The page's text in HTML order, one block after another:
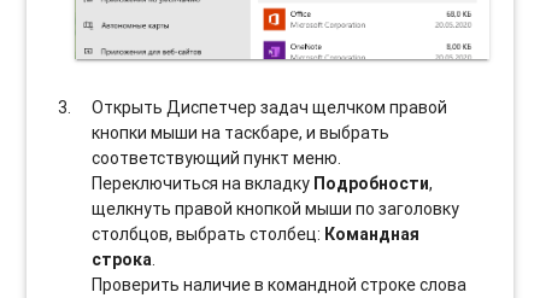
Открыть Диспетчер задач щелчком правой
кнопки мыши на таскбаре, и выбрать
соотвeтствующий пункт меню.
Переключиться на вкладку Подробности,
щелкнуть правой кнопкой мыши по заголовку
столбцов, выбрать столбец: Командная
строка.
Проверить наличие в командной строке слова